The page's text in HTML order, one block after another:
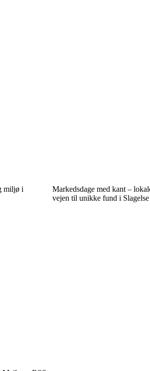
miljø i
Markedsdage med kant –
vejen til unikke fund i Slagelse